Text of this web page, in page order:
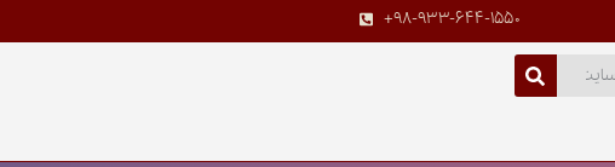
+98-933-644-1550